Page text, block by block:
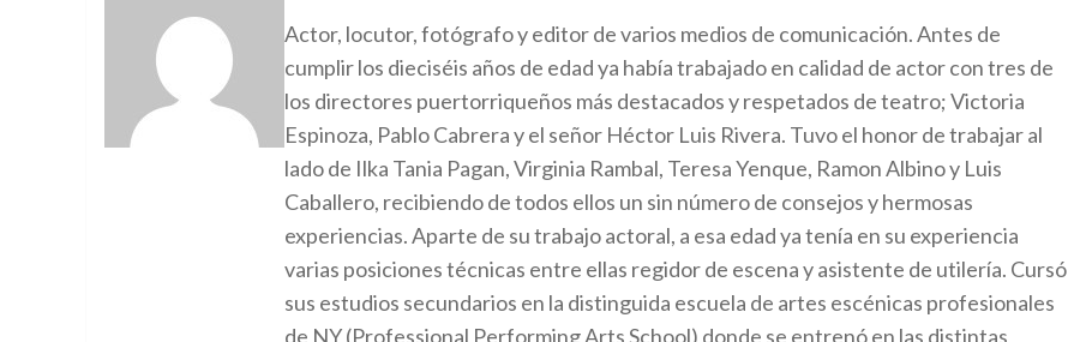
Actor, locutor, fotógrafo y editor de varios medios de comunicación. Antes de
cumplir los dieciséis años de edad ya había trabajado en calidad de actor con tres de
los directores puertorriqueños más destacados y respetados de teatro; Victoria
Espinoza, Pablo Cabrera y el señor Héctor Luis Rivera. Tuvo el honor de trabajar al
lado de Ilka Tania Pagan, Virginia Rambal, Teresa Yenque, Ramon Albino y Luis
Caballero, recibiendo de todos ellos un sin número de consejos y hermosas
experiencias. Aparte de su trabajo actoral, a esa edad ya tenía en su experiencia
varias posiciones técnicas entre ellas regidor de escena y asistente de utilería. Cursó
sus estudios secundarios en la distinguida escuela de artes escénicas profesionales
de NY (Professional Performing Arts School) donde se entrenó en las distintas